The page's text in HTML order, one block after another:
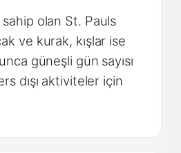
olan St. Pauls
ve kurak, kışlar ise
güneşli gün sayısı
dışı aktiviteler için